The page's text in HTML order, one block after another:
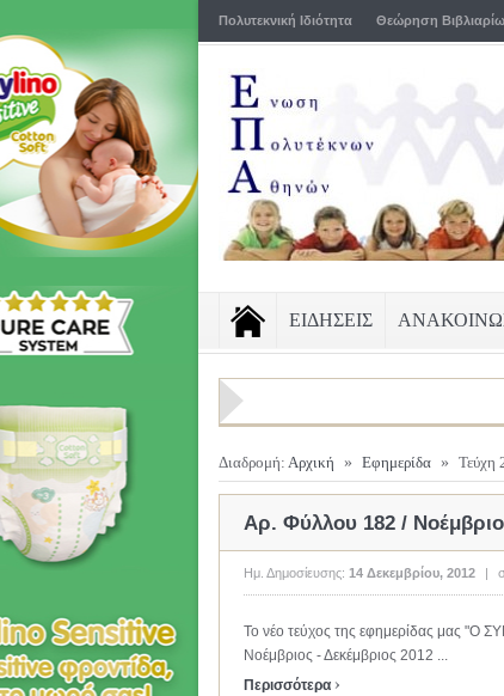
Πολυτεκνική Ιδιότητα Θεώρηση
ΕΙΔΗΣΕΙΣ
Διαδρομή: Αρχική » Εφημερίδα » Τεύχη
Αρ. Φύλλου 182 /
Ημ. Δημοσίευσης: 14 Δεκεμβρίου, 2012 |
Το νέο τεύχος της εφημερίδας μας
Νοέμβριος - Δεκέμβριος 2012 ...
Περισσότερα ›